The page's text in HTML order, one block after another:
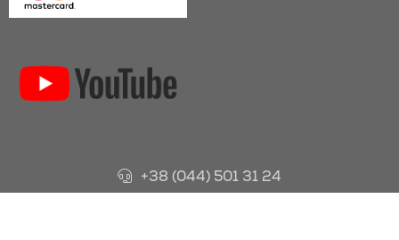
+38 (044) 501 31 24